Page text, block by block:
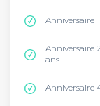
Anniversaire
Anniversaire
ans
Anniversaire